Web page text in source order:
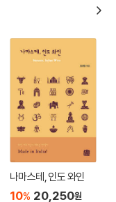
나마스테, 인도 와인
10% 20,250원